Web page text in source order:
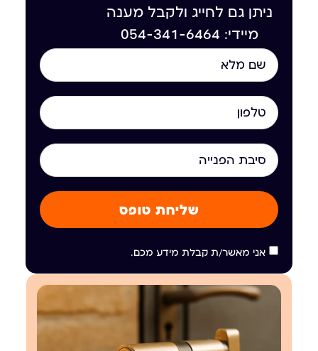
ניתן גם לחייג ולקבל מענה
מיידי: 054-341-6464
אני מאשר/ת קבלת מידע מכם.
שליחת טופס